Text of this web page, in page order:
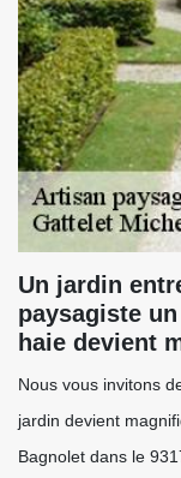
Un jardin
paysagiste
haie devient
Nous vous invitons
jardin devient
Bagnolet dans le